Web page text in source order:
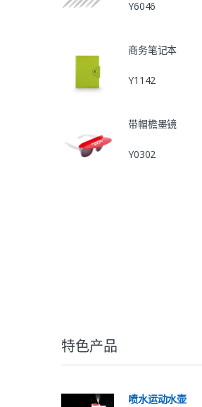
Y6046
商务笔记本
Y1142
带帽檐墨镜
Y0302
特色产品
喷水运动水壶